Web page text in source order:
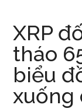
XRP
tháo
biểu
xuống